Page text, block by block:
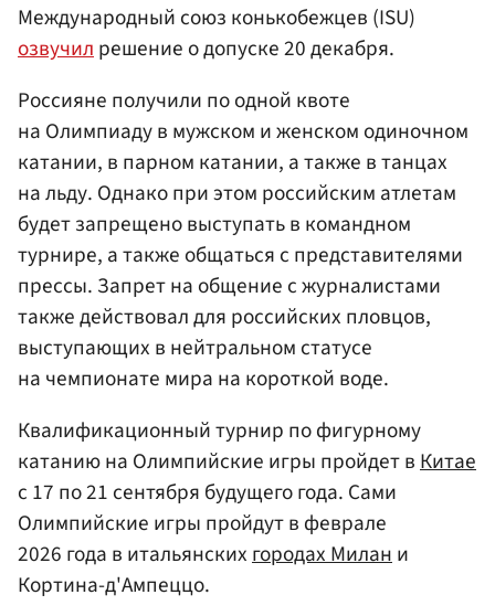
Международный союз конькобежцев (ISU)
озвучил решение о допуске 20 декабря.
Россияне получили по одной квоте
на Олимпиаду в мужском и женском одиночном
катании, в парном катании, а также в танцах
на льду. Однако при этом российским атлетам
будет запрещено выступать в командном
турнире, а также общаться с представителями
прессы. Запрет на общение с журналистами
также действовал для российских пловцов,
выступающих в нейтральном статусе
на чемпионате мира на короткой воде.
Квалификационный турнир по фигурному
катанию на Олимпийские игры пройдет вКитае
с 17 по 21 сентября будущего года. Сами
Олимпийские игры пройдут в феврале
2026 года в итальянскихгородах Милани
Кортина-д'Ампеццо.